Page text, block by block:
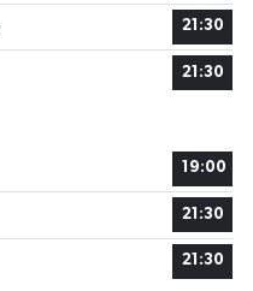
21:30
21:30
19:00
21:30
21:30